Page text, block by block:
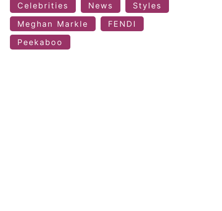
Celebrities
News
Styles
Meghan Markle
FENDI
Peekaboo